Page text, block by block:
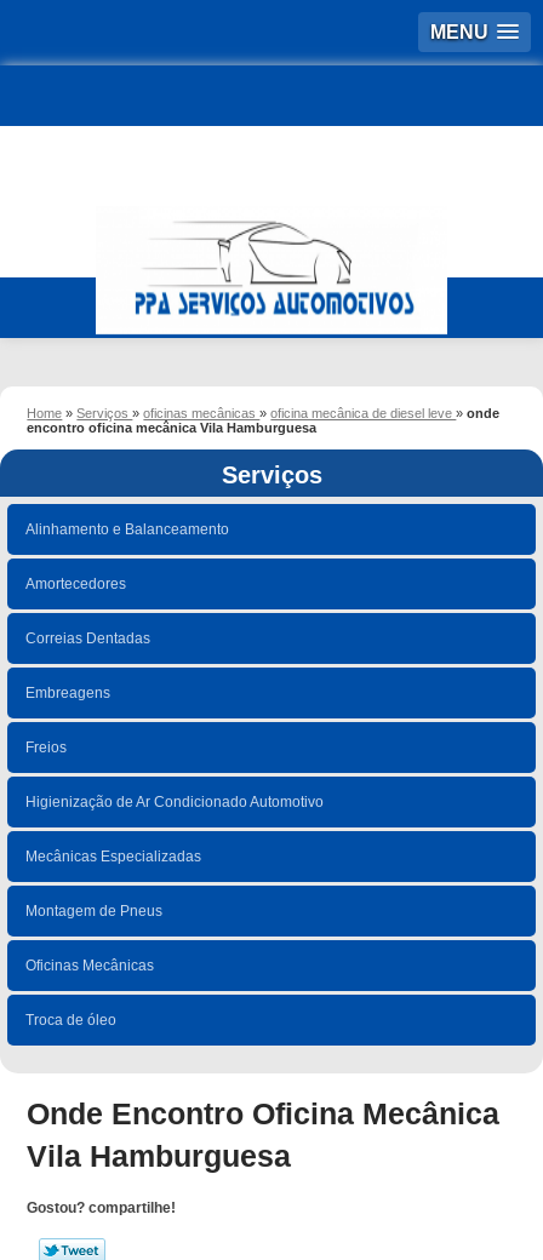
MENU
Home »Serviços»oficinas mecânicas»oficina mecânica de diesel leve»onde
encontro oficina mecânica Vila Hamburguesa
Serviços
Alinhamento e Balanceamento
Amortecedores
Correias Dentadas
Embreagens
Freios
Higienização de Ar Condicionado Automotivo
Mecânicas Especializadas
Montagem de Pneus
Oficinas Mecânicas
Troca de óleo
Onde Encontro Oficina Mecânica
Vila Hamburguesa
Gostou? compartilhe!